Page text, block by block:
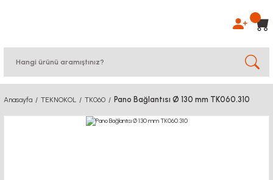
Anasayfa TEKNOKOL TK060 Pano Bağlantısı Ø 130 mm TK060.310